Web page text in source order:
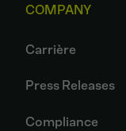
COMPANY
Carrière
Press Releases
Compliance